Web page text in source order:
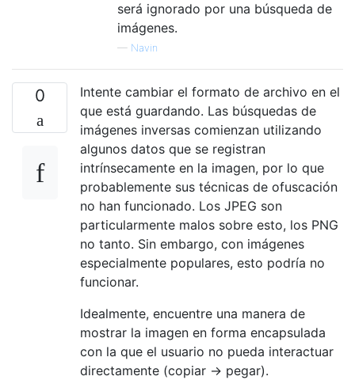
será ignorado por una búsqueda de
imágenes.
— Navin
0
Intente cambiar el formato de archivo en el
que está guardando. Las búsquedas de
imágenes inversas comienzan utilizando
algunos datos que se registran
intrínsecamente en la imagen, por lo que
probablemente sus técnicas de ofuscación
no han funcionado. Los JPEG son
particularmente malos sobre esto, los PNG
no tanto. Sin embargo, con imágenes
especialmente populares, esto podría no
funcionar.
Idealmente, encuentre una manera de
mostrar la imagen en forma encapsulada
con la que el usuario no pueda interactuar
directamente (copiar -> pegar).